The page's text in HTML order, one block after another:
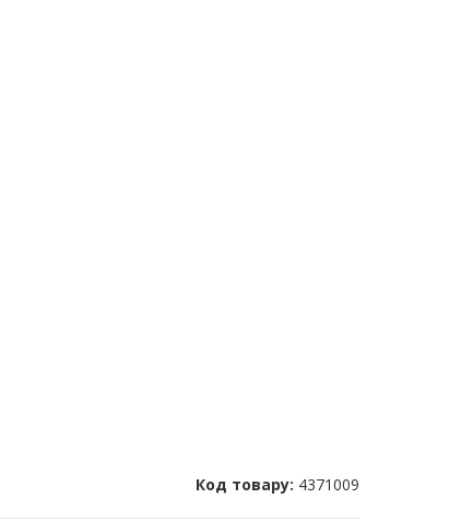
Код товару: 4371009